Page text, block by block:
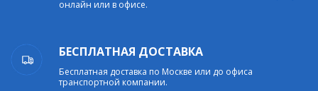
онлайн или в офисе.
БЕСПЛАТНАЯ ДОСТАВКА
Бесплатная доставка по Москве или до офиса
транспортной компании.